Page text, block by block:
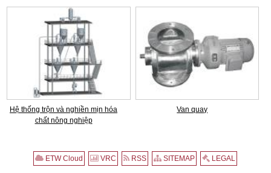
Hệ thống trộn và nghiền mịn hóa
chất nông nghiệp
Van quay
ETW Cloud VRC RSS SITEMAP LEGAL